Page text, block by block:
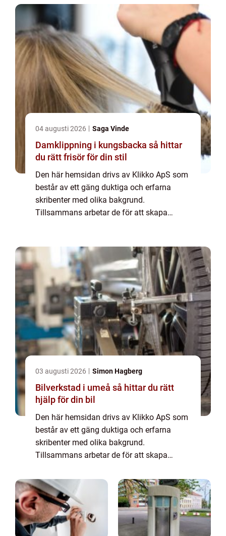
04 augusti 2026 Saga Vinde
Damklippning i kungsbacka så hittar
du rätt frisör för din stil
Den här hemsidan drivs av Klikko ApS som
består av ett gäng duktiga och erfarna
skribenter med olika bakgrund.
Tillsammans arbetar de för att skapa
massa olika ...
03 augusti 2026 Simon Hagberg
Bilverkstad i umeå så hittar du rätt
hjälp för din bil
Den här hemsidan drivs av Klikko ApS som
består av ett gäng duktiga och erfarna
skribenter med olika bakgrund.
Tillsammans arbetar de för att skapa
utmanande det är att läsa och genomgå en
massa olika ...